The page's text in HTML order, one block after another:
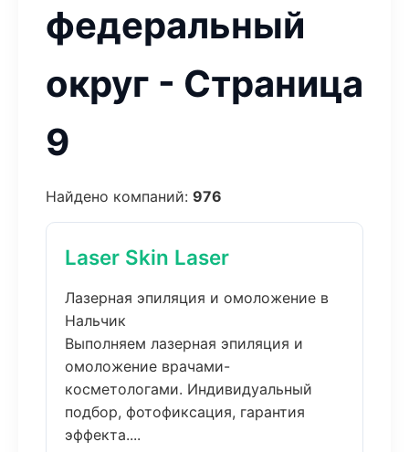
федеральный
округ - Страница
9
Найдено компаний: 976
Laser Skin Laser
Лазерная эпиляция и омоложение в
Нальчик
Выполняем лазерная эпиляция и
омоложение врачами-
косметологами. Индивидуальный
подбор, фотофиксация, гарантия
эффекта....